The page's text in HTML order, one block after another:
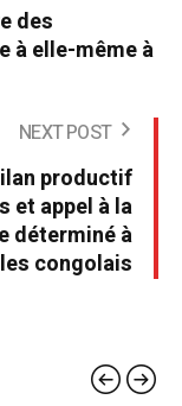
des
à elle-même à
NEXT POST
productif
et appel à la
déterminé à
congolais